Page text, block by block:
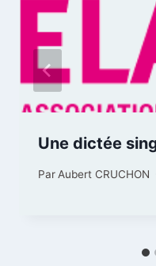
Une dictée
Par Aubert CRUCHON